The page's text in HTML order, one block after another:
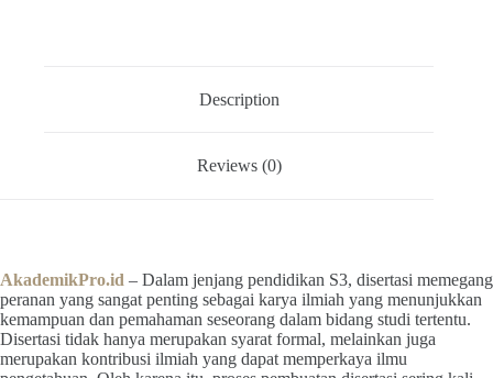
Description
Reviews (0)
AkademikPro.id – Dalam jenjang pendidikan S3, disertasi memegang
peranan yang sangat penting sebagai karya ilmiah yang menunjukkan
kemampuan dan pemahaman seseorang dalam bidang studi tertentu.
Disertasi tidak hanya merupakan syarat formal, melainkan juga
merupakan kontribusi ilmiah yang dapat memperkaya ilmu